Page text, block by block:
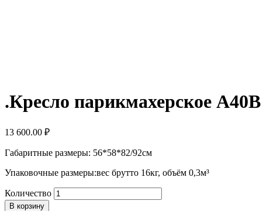
.Кресло парикмахерское А40В
13 600.00 ₽
Габаритные размеры: 56*58*82/92см
Упаковочные размеры:вес брутто 16кг, объём 0,3м³
Количество
В корзину